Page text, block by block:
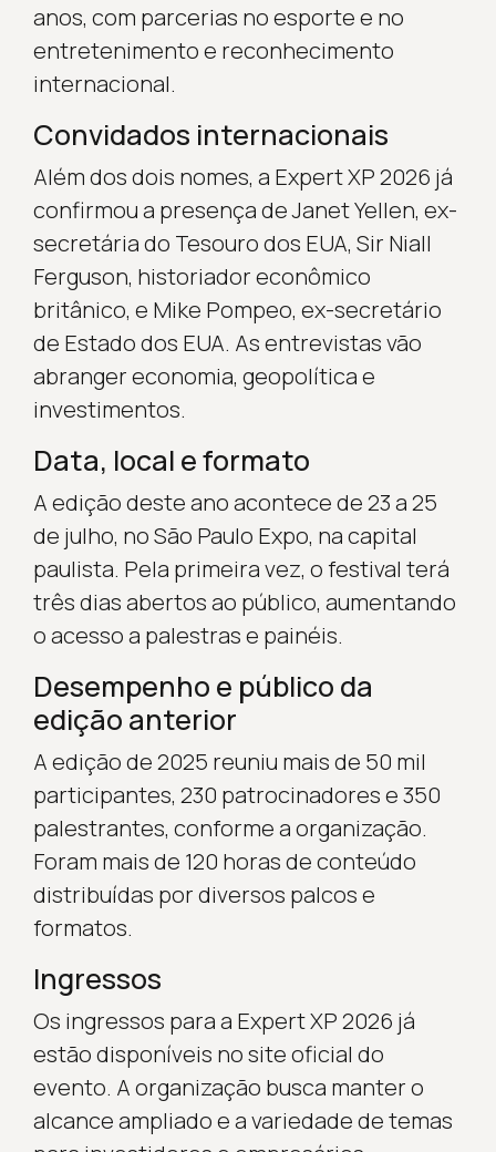
anos, com parcerias no esporte e no
entretenimento e reconhecimento
internacional.
Convidados internacionais
Além dos dois nomes, a Expert XP 2026 já
confirmou a presença de Janet Yellen, ex-
secretária do Tesouro dos EUA, Sir Niall
Ferguson, historiador econômico
britânico, e Mike Pompeo, ex-secretário
de Estado dos EUA. As entrevistas vão
abranger economia, geopolítica e
investimentos.
Data, local e formato
A edição deste ano acontece de 23 a 25
de julho, no São Paulo Expo, na capital
paulista. Pela primeira vez, o festival terá
três dias abertos ao público, aumentando
o acesso a palestras e painéis.
Desempenho e público da
edição anterior
A edição de 2025 reuniu mais de 50 mil
participantes, 230 patrocinadores e 350
palestrantes, conforme a organização.
Foram mais de 120 horas de conteúdo
distribuídas por diversos palcos e
formatos.
Ingressos
Os ingressos para a Expert XP 2026 já
estão disponíveis no site oficial do
evento. A organização busca manter o
alcance ampliado e a variedade de temas